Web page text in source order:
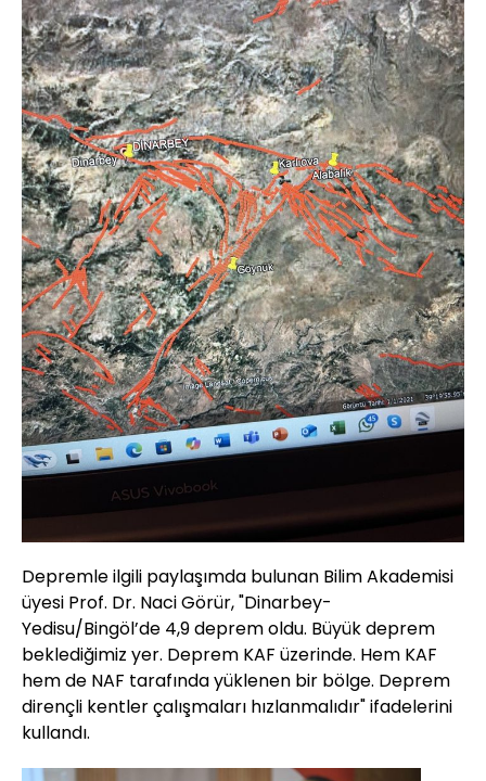
Depremle ilgili paylaşımda bulunan Bilim Akademisi
üyesi Prof. Dr. Naci Görür, "Dinarbey-
Yedisu/Bingöl’de 4,9 deprem oldu. Büyük deprem
beklediğimiz yer. Deprem KAF üzerinde. Hem KAF
hem de NAF tarafında yüklenen bir bölge. Deprem
dirençli kentler çalışmaları hızlanmalıdır" ifadelerini
kullandı.